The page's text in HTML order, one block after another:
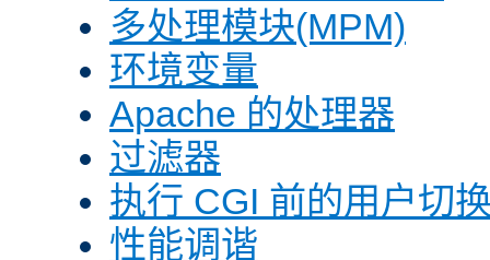
多处理模块(MPM)
环境变量
Apache 的处理器
过滤器
执行 CGI 前的用户切
性能调谐